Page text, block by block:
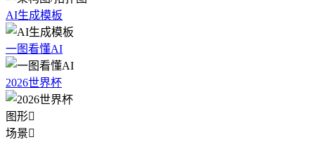
AI生成模板
一图看懂AI
2026世界杯
图形
场景